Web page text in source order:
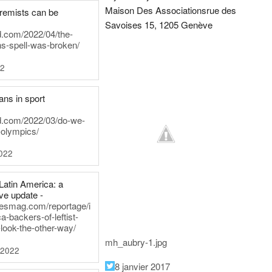
can be
2022/04/the-
spell-was-broken/
in sport
2022/03/do-we-
America: a
update -
reportage/i
backers-of-leftist-
the-other-way/
Maison Des Associationsrue des
Savoises 15, 1205 Genève
mh_aubry-1.jpg
8 janvier 2017